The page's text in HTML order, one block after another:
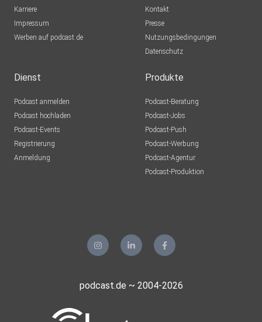
Karriere
Impressum
Werben auf podcast.de
Kontakt
Presse
Nutzungsbedingungen
Datenschutz
Dienst
Podcast anmelden
Podcast hochladen
Podcast-Events
Registrierung
Anmeldung
Produkte
Podcast-Beratung
Podcast-Jobs
Podcast-Push
Podcast-Werbung
Podcast-Agentur
Podcast-Produktion
podcast.de ~ 2004-2026